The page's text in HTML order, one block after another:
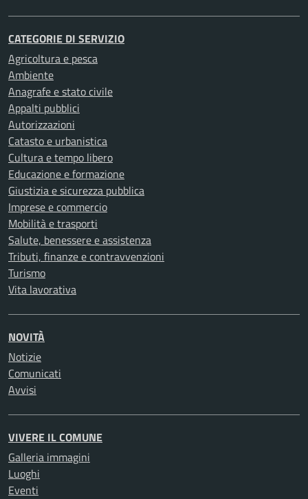
CATEGORIE DI SERVIZIO
Agricoltura e pesca
Ambiente
Anagrafe e stato civile
Appalti pubblici
Autorizzazioni
Catasto e urbanistica
Cultura e tempo libero
Educazione e formazione
Giustizia e sicurezza pubblica
Imprese e commercio
Mobilità e trasporti
Salute, benessere e assistenza
Tributi, finanze e contravvenzioni
Turismo
Vita lavorativa
NOVITÀ
Notizie
Comunicati
Avvisi
VIVERE IL COMUNE
Galleria immagini
Luoghi
Eventi